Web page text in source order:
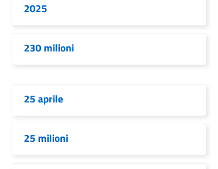
2025
230 milioni
25 aprile
25 milioni